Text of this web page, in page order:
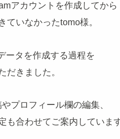
アカウントを作成してから
ていなかったtomo様。
ータを作成する過程を
だきました。
プロフィール欄の編集、
も合わせてご案内しています